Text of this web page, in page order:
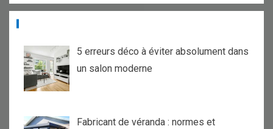
5 erreurs déco à éviter absolument dans
un salon moderne
Fabricant de véranda : normes et